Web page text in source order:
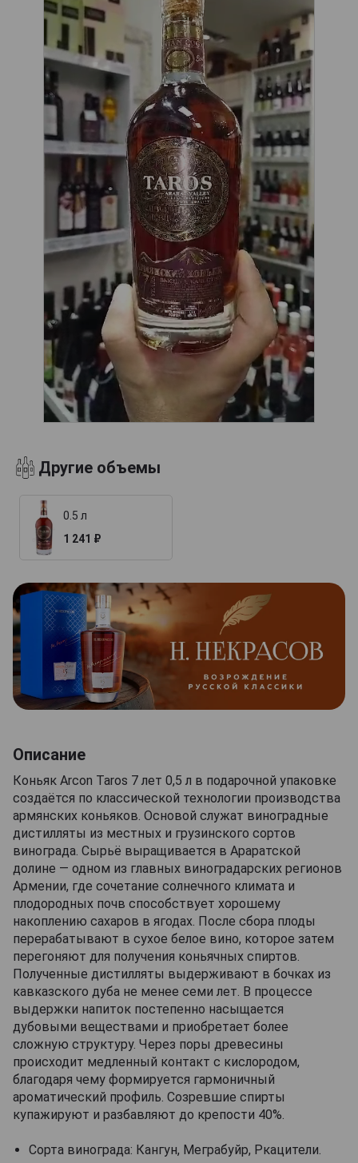
Другие объемы
0.5 л
1 241 ₽
Описание
Коньяк Arcon Taros 7 лет 0,5 л в подарочной упаковке
создаётся по классической технологии производства
армянских коньяков. Основой служат виноградные
дистилляты из местных и грузинского сортов
винограда. Сырьё выращивается в Араратской
долине — одном из главных виноградарских регионов
Армении, где сочетание солнечного климата и
плодородных почв способствует хорошему
накоплению сахаров в ягодах. После сбора плоды
перерабатывают в сухое белое вино, которое затем
перегоняют для получения коньячных спиртов.
Полученные дистилляты выдерживают в бочках из
кавказского дуба не менее семи лет. В процессе
выдержки напиток постепенно насыщается
дубовыми веществами и приобретает более
сложную структуру. Через поры древесины
происходит медленный контакт с кислородом,
благодаря чему формируется гармоничный
ароматический профиль. Созревшие спирты
купажируют и разбавляют до крепости 40%.
Сорта винограда: Кангун, Меграбуйр, Ркацители.